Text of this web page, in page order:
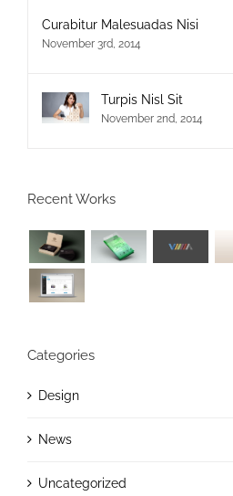
Curabitur Malesuadas Nisi
November 3rd, 2014
Turpis Nisl Sit
November 2nd, 2014
Recent Works
Categories
Design
News
Uncategorized